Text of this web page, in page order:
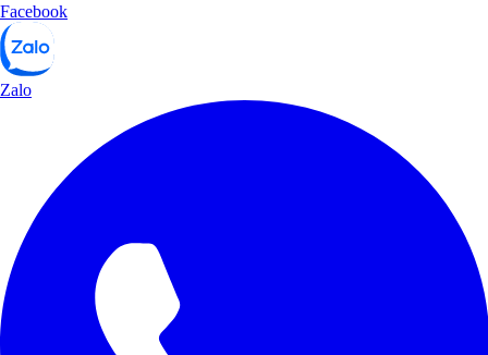
Facebook
Zalo